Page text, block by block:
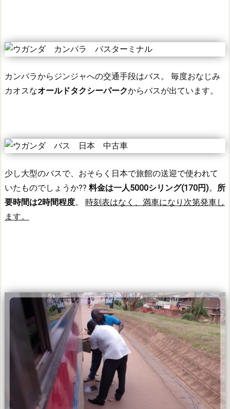
カンパラからジンジャへの交通手段はバス。
毎度おなじみ
カオスなオールドタクシーパークからバスが出ています。
少し大型のバスで、おそらく日本で旅館の送迎で使われて
いたものでしょうか?? 料金は一人5000シリング(170円)。 所
要時間は2時間程度。
時刻表はなく、満車になり次第発車し
ます。